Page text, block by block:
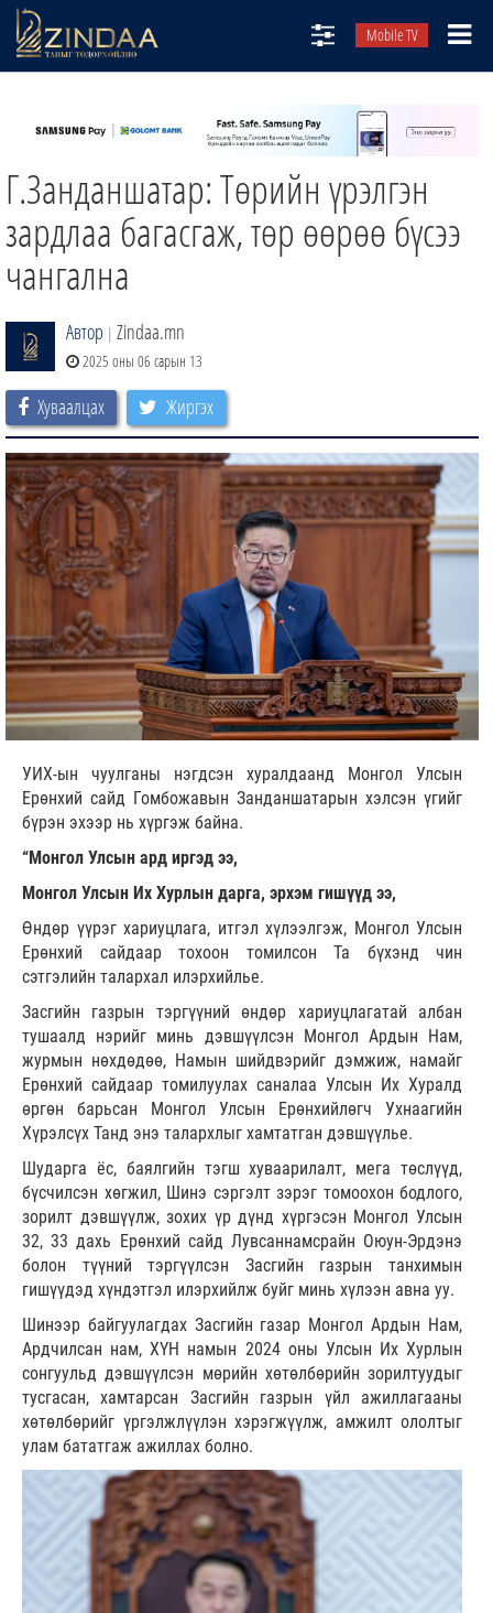
Mobile TV
ТВ8
ӨГЛӨӨНИЙ СОНИН
АУДИО ЗОХИОЛ
ЗИНДАА СЭТГҮҮЛ
Г.Занданшатар: Төрийн үрэлгэн
зардлаа багасгаж, төр өөрөө бүсээ
чангална
Автор | Zindaa.mn
2025 оны 06 сарын 13
Хуваалцах Жиргэх
УИХ-ын чуулганы нэгдсэн хуралдаанд Монгол Улсын
Ерөнхий сайд Гомбожавын Занданшатарын хэлсэн үгийг
бүрэн эхээр нь хүргэж байна.
“Монгол Улсын ард иргэд ээ,
Монгол Улсын Их Хурлын дарга, эрхэм гишүүд ээ,
Өндөр үүрэг хариуцлага, итгэл хүлээлгэж, Монгол Улсын
Ерөнхий сайдаар тохоон томилсон Та бүхэнд чин
сэтгэлийн талархал илэрхийлье.
Засгийн газрын тэргүүний өндөр хариуцлагатай албан
тушаалд нэрийг минь дэвшүүлсэн Монгол Ардын Нам,
журмын нөхдөдөө, Намын шийдвэрийг дэмжиж, намайг
Ерөнхий сайдаар томилуулах саналаа Улсын Их Хуралд
өргөн барьсан Монгол Улсын Ерөнхийлөгч Ухнаагийн
Хүрэлсүх Танд энэ талархлыг хамтатган дэвшүүлье.
Шударга ёс, баялгийн тэгш хуваарилалт, мега төслүүд,
бүсчилсэн хөгжил, Шинэ сэргэлт зэрэг томоохон бодлого,
зорилт дэвшүүлж, зохих үр дүнд хүргэсэн Монгол Улсын
32, 33 дахь Ерөнхий сайд Лувсаннамсрайн Оюун-Эрдэнэ
болон түүний тэргүүлсэн Засгийн газрын танхимын
гишүүдэд хүндэтгэл илэрхийлж буйг минь хүлээн авна уу.
Шинээр байгуулагдах Засгийн газар Монгол Ардын Нам,
Ардчилсан нам, ХҮН намын 2024 оны Улсын Их Хурлын
сонгуульд дэвшүүлсэн мөрийн хөтөлбөрийн зорилтуудыг
тусгасан, хамтарсан Засгийн газрын үйл ажиллагааны
хөтөлбөрийг үргэлжлүүлэн хэрэгжүүлж, амжилт ололтыг
улам бататгаж ажиллах болно.